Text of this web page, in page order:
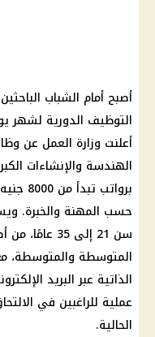
أصبح أمام الشباب
أعلنت وزارة العمل عن
الهندسة والإنشاءات
حسب المهنة والخبرة.
سن 21 إلى 35
المتوسطة والمتوسطة،
الذاتية عبر البريد
عملية للراغبين في
الحالية.